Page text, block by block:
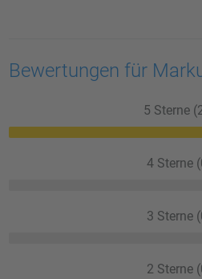
Bewertungen für
5 Sterne
4 Sterne
3 Sterne
2 Sterne